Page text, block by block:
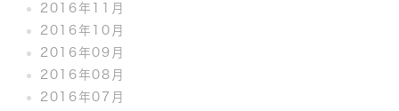
2016年11月
2016年10月
2016年09月
2016年08月
2016年07月